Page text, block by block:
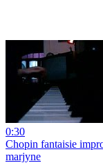
0:30
Chopin fantaisie
marjyne